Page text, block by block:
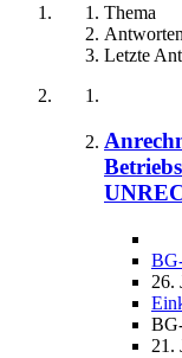
Thema
Antworten
Letzte
26.
21.